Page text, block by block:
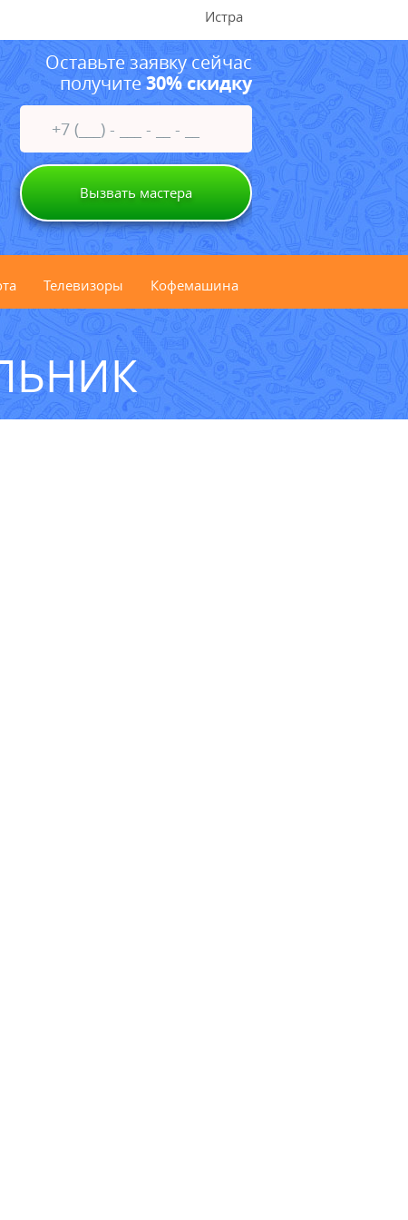
Истра
Оставьте заявку сейчас
получите30% скидку
Вызвать мастера
Телевизоры Кофемашина